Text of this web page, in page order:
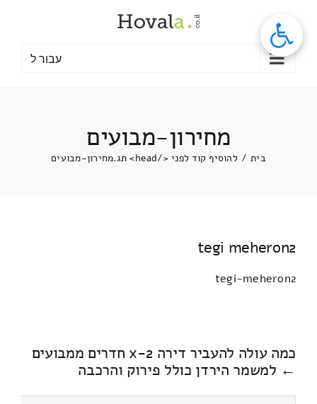
עבור ל
מחירון-מבועים
בית / להוסיף קוד לפני </head> תג. מחירון-מבועים
tegi meheron2
tegi-meheron2
כמה עולה להעביר דירה 2-x חדרים ממבועים
← למשמר הירדן כולל פירוק והרכבה